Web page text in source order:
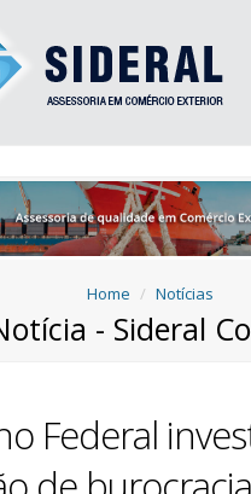
Home Notícias
- Sideral
Federal